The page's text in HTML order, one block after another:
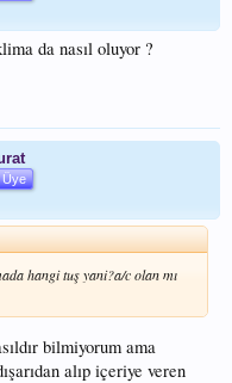
da nasıl oluyor ?
Üye
hangi tuş yani?a/c olan mı
bilmiyorum ama
alıp içeriye veren